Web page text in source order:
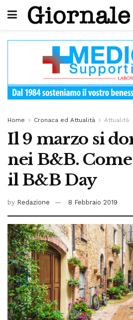
Home Cronaca ed Attualità Attualità
Il 9 marzo si
nei B&B.
il B&B Day
by Redazione 8 Febbraio 2019